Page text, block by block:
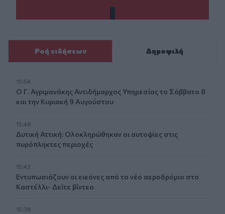
Ροή ειδήσεων Δημοφιλή
15:54
Ο Γ. Αγριμανάκης Αντιδήμαρχος Υπηρεσίας το Σάββατο 8
και την Κυριακή 9 Αυγούστου
15:48
Δυτική Αττική: Ολοκληρώθηκαν οι αυτοψίες στις
πυρόπληκτες περιοχές
15:43
Εντυπωσιάζουν οι εικόνες από το νέο αεροδρόμιο στο
Καστέλλι- Δείτε βίντεο
15:38